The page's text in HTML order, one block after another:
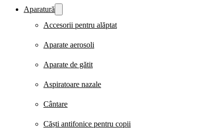
Aparatură
Accesorii pentru alăptat
Aparate aerosoli
Aparate de gătit
Aspiratoare nazale
Cântare
Căști antifonice pentru copii